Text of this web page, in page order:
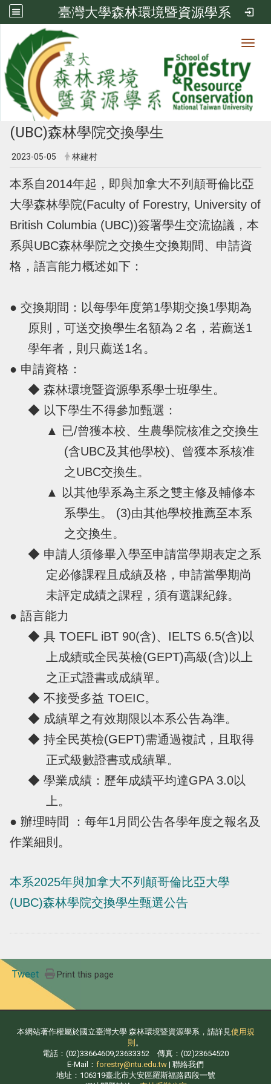
臺灣大學森林環境暨資源學系
本系與加拿大不列顛哥倫比亞大學
(UBC)森林學院交換學生
2023-05-05 林建村
本系自2014年起，即與加拿大不列顛哥倫比亞
大學森林學院(Faculty of Forestry, University of
British Columbia (UBC))簽署學生交流協議，本
系與UBC森林學院之交換生交換期間、申請資
格，語言能力概述如下：
● 交換期間：以每學年度第1學期交換1學期為
原則，可送交換學生名額為２名，若薦送1
學年者，則只薦送1名。
● 申請資格：
◆ 森林環境暨資源學系學士班學生。
◆ 以下學生不得參加甄選：
▲ 已/曾獲本校、生農學院核准之交換生
(含UBC及其他學校)、曾獲本系核准
之UBC交換生。
▲ 以其他學系為主系之雙主修及輔修本
系學生。 (3)由其他學校推薦至本系
之交換生。
◆ 申請人須修畢入學至申請當學期表定之系
定必修課程且成績及格，申請當學期尚
未評定成績之課程，須有選課紀錄。
● 語言能力
◆ 具 TOEFL iBT 90(含)、IELTS 6.5(含)以
上成績或全民英檢(GEPT)高級(含)以上
之正式證書或成績單。
◆ 不接受多益 TOEIC。
◆ 成績單之有效期限以本系公告為準。
◆ 持全民英檢(GEPT)需通過複試，且取得
正式級數證書或成績單。
◆ 學業成績：歷年成績平均達GPA 3.0以
上。
● 辦理時間 ：每年1月間公告各學年度之報名及
作業細則。
本系2025年與加拿大不列顛哥倫比亞大學
(UBC)森林學院交換學生甄選公告
Tweet Print this page
本網站著作權屬於國立臺灣大學 森林環境暨資源學系，請詳見使用規
則 。
電話：(02)33664609,23633352 傳真：(02)23654520
E-Mail： forestry@ntu.edu.tw | 聯絡我們
地址：106319臺北市大安區羅斯福路四段一號